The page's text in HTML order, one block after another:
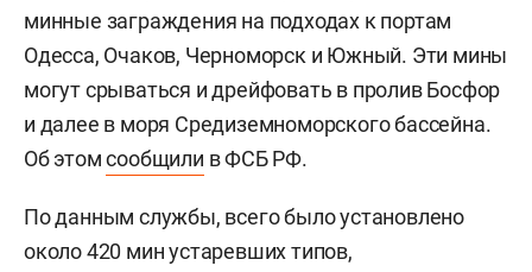
минные заграждения на подходах к портам
Одесса, Очаков, Черноморск и Южный. Эти мины
могут срываться и дрейфовать в пролив Босфор
и далее в моря Средиземноморского бассейна.
Об этомсообщили в ФСБ РФ.
По данным службы, всего было установлено
около 420 мин устаревших типов,